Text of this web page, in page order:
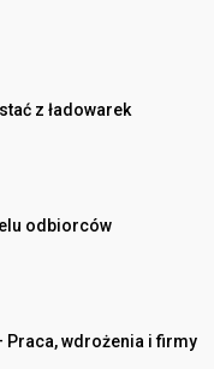
z ładowarek
odbiorców
wdrożenia i firmy